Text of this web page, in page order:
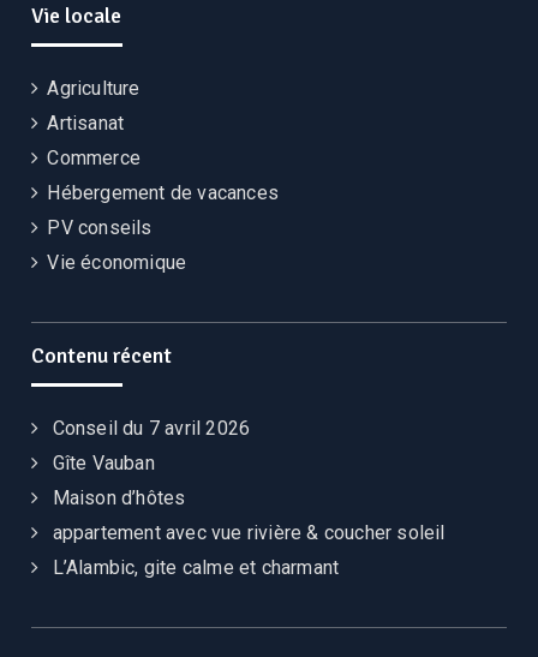
Vie locale
Agriculture
Artisanat
Commerce
Hébergement de vacances
PV conseils
Vie économique
Contenu récent
Conseil du 7 avril 2026
Gîte Vauban
Maison d’hôtes
appartement avec vue rivière & coucher soleil
L’Alambic, gite calme et charmant